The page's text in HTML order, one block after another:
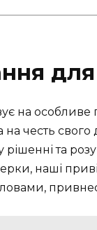
на особливе
на честь
та
наші